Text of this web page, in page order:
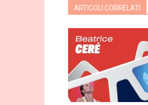
ARTICOLI CORRELATI